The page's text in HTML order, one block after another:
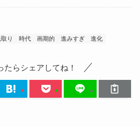
り 時代 画期的 進みすぎ 進化
たらシェアしてね！